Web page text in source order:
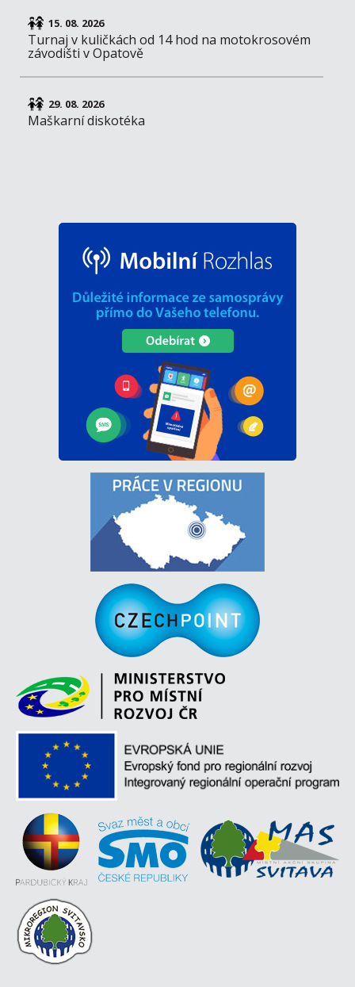
15. 08. 2026
Turnaj v kuličkách od 14 hod na motokrosovém
závodišti v Opatově
29. 08. 2026
Maškarní diskotéka